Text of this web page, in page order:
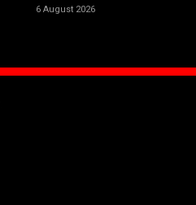
6 August 2026